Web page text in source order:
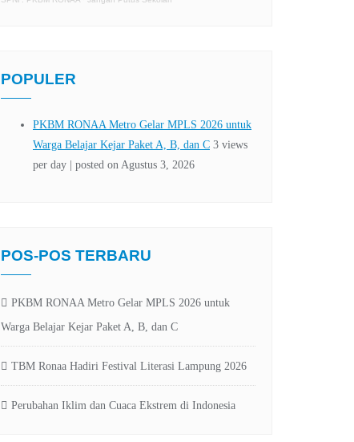
POPULER
POS-POS TERBARU
PKBM RONAA Metro Gelar MPLS 2026 untuk
Warga Belajar Kejar Paket A, B, dan C
TBM Ronaa Hadiri Festival Literasi Lampung 2026
Perubahan Iklim dan Cuaca Ekstrem di Indonesia